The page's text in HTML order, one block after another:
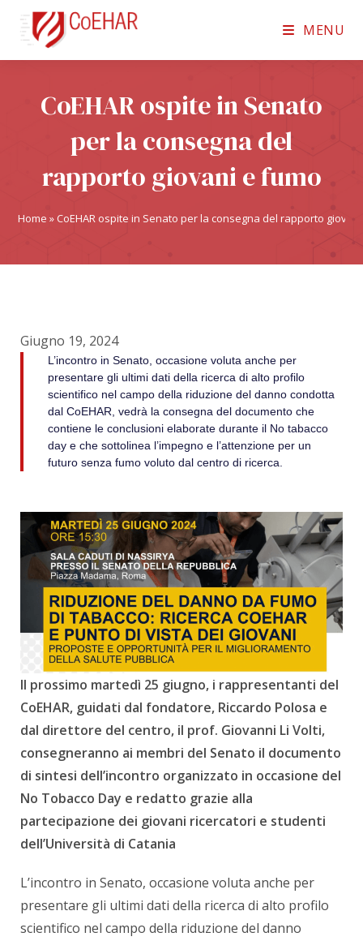
MENU
CoEHAR ospite in Senato
per la consegna del
rapporto giovani e fumo
Home »CoEHAR ospite in Senato per la consegna del rapporto
Giugno 19, 2024
L’incontro in Senato, occasione voluta anche per
presentare gli ultimi dati della ricerca di alto profilo
scientifico nel campo della riduzione del danno condotta
dal CoEHAR, vedrà la consegna del documento che
contiene le conclusioni elaborate durante il No tabacco
day e che sottolinea l’impegno e l’attenzione per un
futuro senza fumo voluto dal centro di ricerca.
Il prossimo martedì 25 giugno, i rappresentanti del
CoEHAR, guidati dal fondatore, Riccardo Polosa e
dal direttore del centro, il prof. Giovanni Li Volti,
consegneranno ai membri del Senato il documento
di sintesi dell’incontro organizzato in occasione del
No Tobacco Day e redatto grazie alla
partecipazione dei giovani ricercatori e studenti
dell’Università di Catania
L’incontro in Senato, occasione voluta anche per
presentare gli ultimi dati della ricerca di alto profilo
scientifico nel campo della riduzione del danno